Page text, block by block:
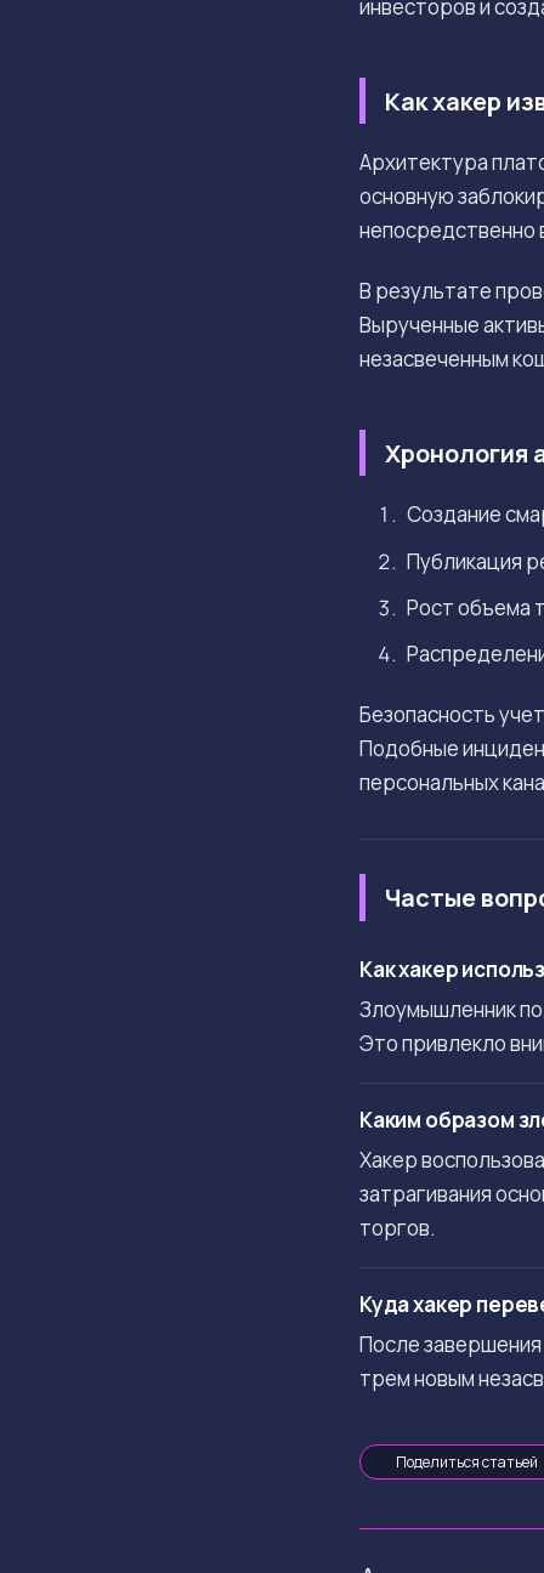
инвесторов и
Как хакер
Архитектура
основную
непосредственно
В результате
Вырученные
незасвеченным
Хронология
Создание
Публикация
Рост объема
Безопасность
Подобные
персональных
Частые
Как хакер
Злоумышленник
Это привлекло
Каким образом
Хакер
затрагивания
торгов.
Куда хакер
После
трем новым
Поделиться статьей